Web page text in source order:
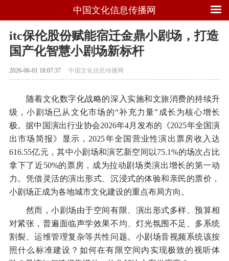
中国文化信息传播网
itc保伦股份赋能宿迁金鼎小剧场，打造
国产化智慧小剧场新标杆
2026-06-01 18:07:37 中国文化信息传播网
随着文化数字化战略的深入实施和文旅消费的持续升
级，小剧场已从文化市场的“补充力量”成长为核心增长
极。据中国演出行业协会2026年4月发布的《2025年全国演
出市场简报》显示，2025年全国营业性演出票房收入达
616.55亿元，其中小剧场和演艺新空间以75.1%的场次占比
拿下了近50%的票房，成为拉动剧场类演出增长的第一动
力。凭借灵活的演出形式、沉浸式的体验和亲民的票价，
小剧场正成为各地城市文化建设的重点布局方向。
然而，小剧场由于空间有限、演出形式多样、预算相
对紧张，普遍面临声学效果不均、灯光氛围不足、多系统
割裂、运维管理复杂等共性问题。小剧场音视频系统该按
照什么标准建设？如何在有限空间内实现极致的视听体